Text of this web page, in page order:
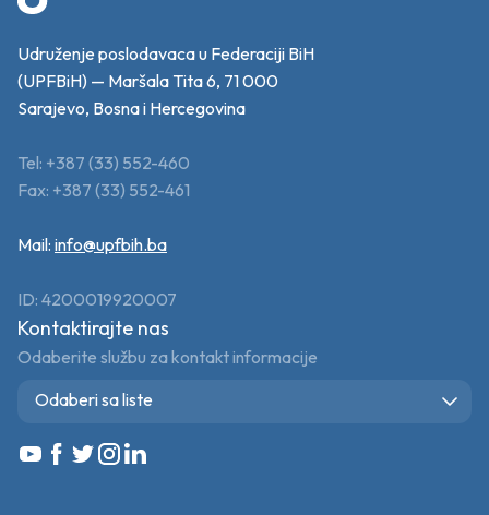
Udruženje poslodavaca u Federaciji BiH
(UPFBiH) — Maršala Tita 6, 71 000
Sarajevo, Bosna i Hercegovina
Tel: +387 (33) 552-460
Fax: +387 (33) 552-461
Mail: info@upfbih.ba
ID: 4200019920007
Kontaktirajte nas
Odaberite službu za kontakt informacije
Odaberi sa liste